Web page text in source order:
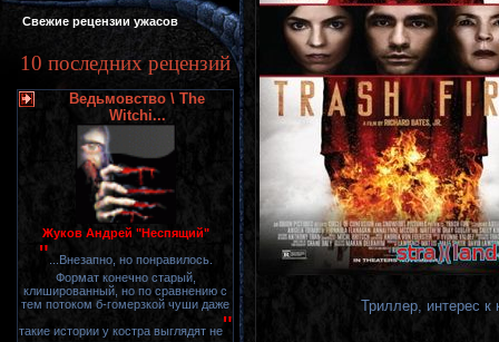
Свежие рецензии ужасов
10 последних рецензий
Ведьмовство \ The
Witchi...
Жуков Андрей "Неспящий"
" ...Внезапно, но понравилось.
Формат конечно старый,
клишированный, но по сравнению с
тем потоком б-гомерзкой чуши даже
такие истории у костра выглядят не"
Триллер, интерес к